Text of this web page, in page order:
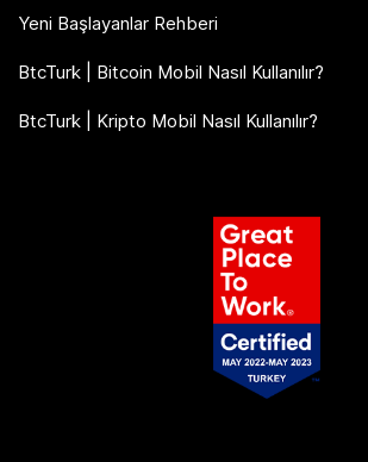
Yeni Başlayanlar Rehberi
BtcTurk | Bitcoin Mobil Nasıl Kullanılır?
BtcTurk | Kripto Mobil Nasıl Kullanılır?